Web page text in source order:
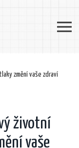
změní vaše zdraví
životní
vaše